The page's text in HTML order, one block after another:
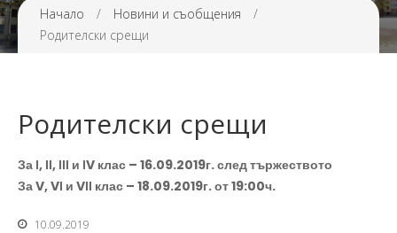
Проекти и дейности
Начало / Новини и съобщения
/
Родителски срещи
Родителски срещи
За І, ІІ, ІІІ и ІV клас – 16.09.2019г. след тържеството
За V, VІ и VІІ клас – 18.09.2019г. от 19:00ч.
10.09.2019